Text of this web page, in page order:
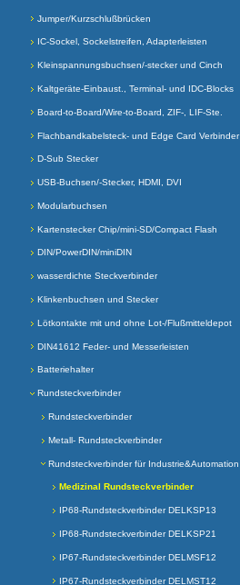
Jumper/Kurzschlußbrücken
IC-Sockel, Sockelstreifen, Adapterleisten
Kleinspannungsbuchsen/-stecker und Cinch
Kaltgeräte-Einbaust., Terminal- und IDC-Blocks
Board-to-Board/Wire-to-Board, ZIF-, LIF-Ste.
Flachbandkabelsteck- und Edge Card Verbinder
D-Sub Stecker
USB-Buchsen/-Stecker, HDMI, DVI
Modularbuchsen
Kartenstecker Chip/mini-SD/Compact Flash
DIN/PowerDIN/miniDIN
wasserdichte Steckverbinder
Klinkenbuchsen und Stecker
Lötkontakte mit und ohne Lot-/Flußmitteldepot
DIN41612 Feder- und Messerleisten
Batteriehalter
Rundsteckverbinder
Rundsteckverbinder
Metall- Rundsteckverbinder
Rundsteckverbinder für Industrie&Automation
Medizinal Rundsteckverbinder
IP68-Rundsteckverbinder DELKSP13
IP68-Rundsteckverbinder DELKSP21
IP67-Rundsteckverbinder DELMSF12
IP67-Rundsteckverbinder DELMST12